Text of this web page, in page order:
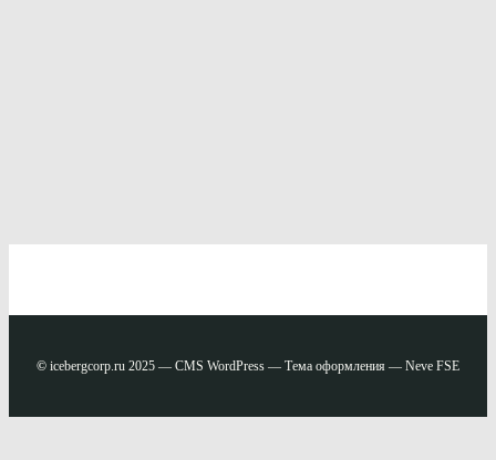
© icebergcorp.ru 2025 — CMS WordPress — Тема оформления — Neve FSE